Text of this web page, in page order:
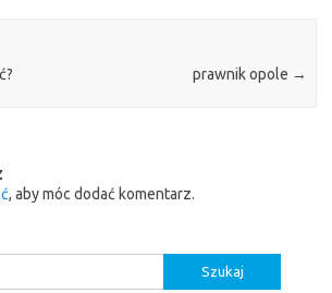
prawnik opole →
, aby móc dodać komentarz.